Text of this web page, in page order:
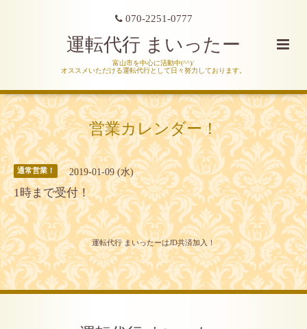
070-2251-0777
運転代行 まいったー
富山市を中心に活動中(^^)/
オススメいただける運転代行として日々努力しております。
営業カレンダー！
通常営業！ 2019-01-09 (水)
1時まで受付！
運転代行 まいったーはJD共済加入！